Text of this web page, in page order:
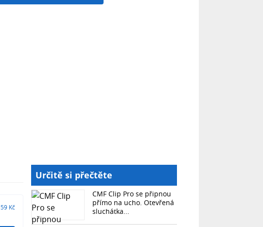
59 Kč
Určitě si přečtěte
CMF Clip Pro se připnou
přímo na ucho. Otevřená
sluchátka...